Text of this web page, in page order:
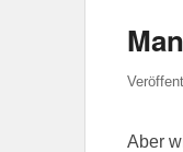
Aber